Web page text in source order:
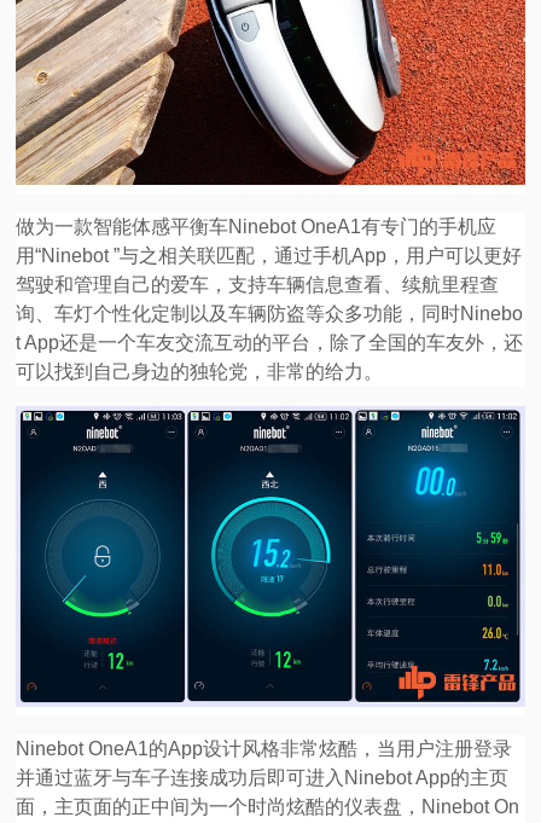
做为一款智能体感平衡车Ninebot OneA1有专门的手机应
用“Ninebot ”与之相关联匹配，通过手机App，用户可以更好
驾驶和管理自己的爱车，支持车辆信息查看、续航里程查
询、车灯个性化定制以及车辆防盗等众多功能，同时Ninebo
t App还是一个车友交流互动的平台，除了全国的车友外，还
可以找到自己身边的独轮党，非常的给力。
Ninebot OneA1的App设计风格非常炫酷，当用户注册登录
并通过蓝牙与车子连接成功后即可进入Ninebot App的主页
面，主页面的正中间为一个时尚炫酷的仪表盘，Ninebot On